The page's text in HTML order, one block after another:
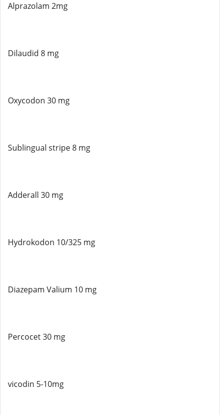
Alprazolam 2mg
Dilaudid 8 mg
Oxycodon 30 mg
Sublingual stripe 8 mg
Adderall 30 mg
Hydrokodon 10/325 mg
Diazepam Valium 10 mg
Percocet 30 mg
vicodin 5-10mg